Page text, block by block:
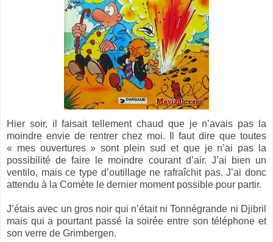
Hier soir, il faisait tellement chaud que je n’avais pas la
moindre envie de rentrer chez moi. Il faut dire que toutes
« mes ouvertures » sont plein sud et que je n’ai pas la
possibilité de faire le moindre courant d’air. J’ai bien un
ventilo, mais ce type d’outillage ne rafraîchit pas. J’ai donc
attendu à la Comète le dernier moment possible pour partir.
J’étais avec un gros noir qui n’était ni Tonnégrande ni Djibril
mais qui a pourtant passé la soirée entre son téléphone et
son verre de Grimbergen.